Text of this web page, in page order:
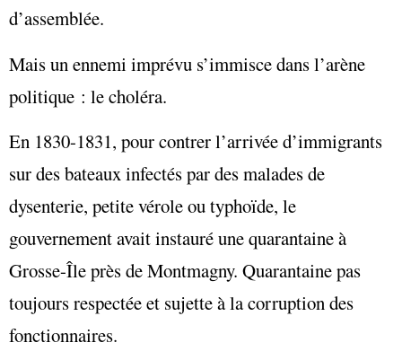
d’assemblée.
Mais un ennemi imprévu s’immisce dans l’arène
politique : le choléra.
En 1830-1831, pour contrer l’arrivée d’immigrants
sur des bateaux infectés par des malades de
dysenterie, petite vérole ou typhoïde, le
gouvernement avait instauré une quarantaine à
Grosse-Île près de Montmagny. Quarantaine pas
toujours respectée et sujette à la corruption des
fonctionnaires.